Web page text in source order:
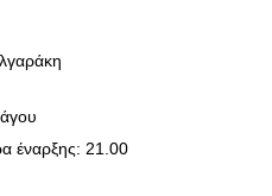
έναρξης: 21.00